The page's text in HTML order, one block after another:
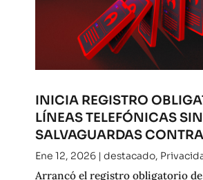
INICIA REGISTRO
LÍNEAS TELEFÓNICAS SIN
SALVAGUARDAS
Ene 12, 2026| destacado,
Arrancó el registro obligatorio